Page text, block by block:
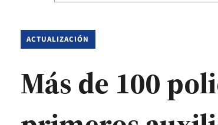
ACTUALIZACIÓN
Más de 100